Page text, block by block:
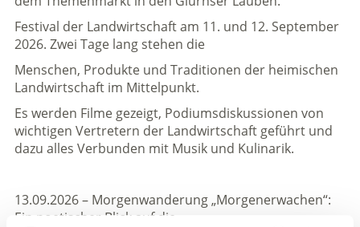
Festival der Landwirtschaft am 11. und 12. September
2026. Zwei Tage lang stehen die
Menschen, Produkte und Traditionen der heimischen
Landwirtschaft im Mittelpunkt.
Es werden Filme gezeigt, Podiumsdiskussionen von
wichtigen Vertretern der Landwirtschaft geführt und
dazu alles Verbunden mit Musik und Kulinarik.
13.09.2026 – Morgenwanderung „Morgenerwachen“:
Ein poetischer Blick auf die